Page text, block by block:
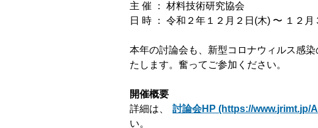
主 催 ： 材料技術研究協会
⽇ 時 ： 令和２年１２⽉２⽇(⽊) 〜 １２⽉
本年の討論会も、新型コロナウィルス感
たします。奮ってご参加ください。
開催概要
詳細は、
討論会HP (https://
い。